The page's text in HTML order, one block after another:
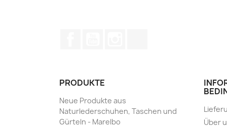
PRODUKTE
Neue Produkte aus
Naturlederschuhen, Taschen und
Gürteln - Marelbo
Über